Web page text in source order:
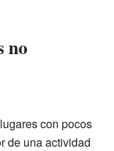
no
con pocos
de una actividad